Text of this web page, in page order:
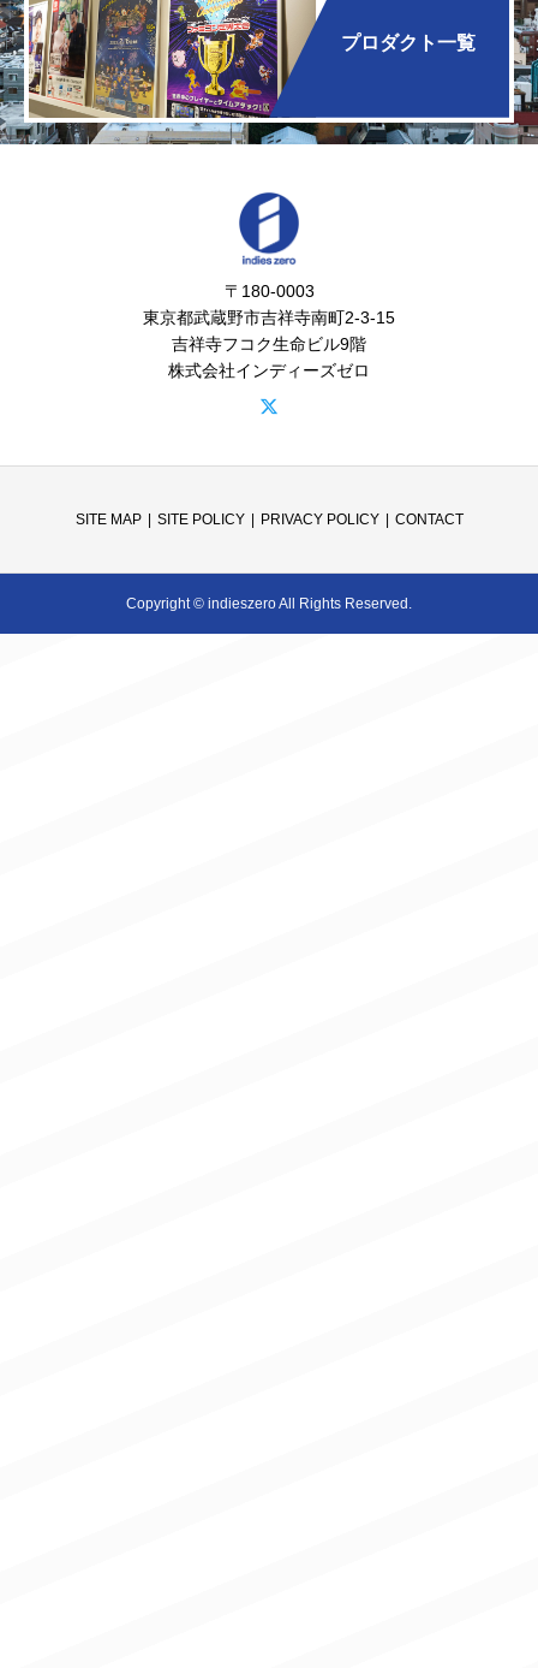
プロダクト一覧
〒180-0003
東京都武蔵野市吉祥寺南町2-3-15
吉祥寺フコク生命ビル9階
株式会社インディーズゼロ
SITE MAP SITE POLICY PRIVACY POLICY CONTACT
Copyright © indieszero All Rights Reserved.